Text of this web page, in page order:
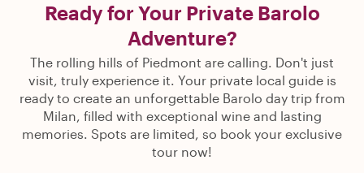
Ready for Your Private Barolo
Adventure?
The rolling hills of Piedmont are calling. Don't just
visit, truly experience it. Your private local guide is
ready to create an unforgettable Barolo day trip from
Milan, filled with exceptional wine and lasting
memories. Spots are limited, so book your exclusive
tour now!